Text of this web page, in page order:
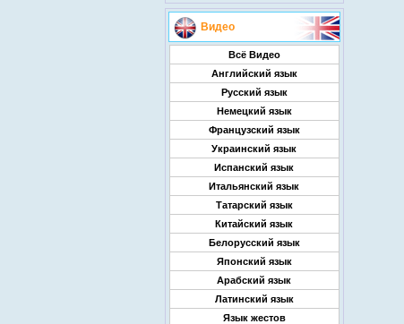
Видео
Всё Видео
Английский язык
Русский язык
Немецкий язык
Французский язык
Украинский язык
Испанский язык
Итальянский язык
Татарский язык
Китайский язык
Белорусский язык
Японский язык
Арабский язык
Латинский язык
Язык жестов